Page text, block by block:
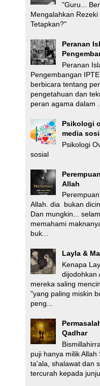
"Guru...
Mengalahkan Rezeki
Tetapkan?"
Peranan
Peranan
Pengembangan
berbicara tentang
pengetahuan dan
peran agama dalam ...
Psikologi
media
Psikologi
sosial
Allah
Allah. dia bukan
Dan mungkin...
memahami
buk...
Layla &
Kenapa
dijodohkan
mereka saling
"yang paling miskin
peng...
Qadhar
puji hanya milik Allah
ta'ala, shalawat dan
tercurah kepada